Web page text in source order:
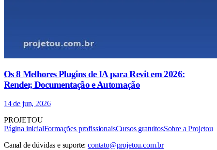
Os 8 Melhores Plugins de IA para Revit em 2026:
Render, Documentação e Automação
14 de jun, 2026
PROJETOU
Página inicialFormações profissionaisCursos gratuitosSobre a Projetou
Canal de dúvidas e suporte: contato@projetou.com.br